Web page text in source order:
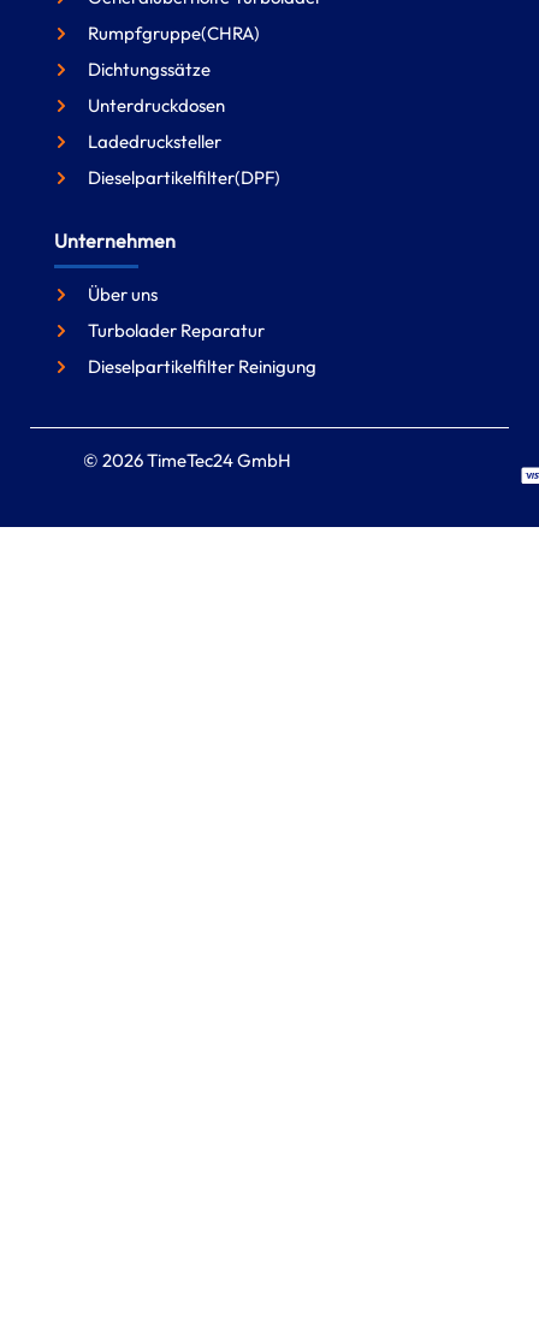
Rumpfgruppe(CHRA)
Dichtungssätze
Unterdruckdosen
Ladedrucksteller
Dieselpartikelfilter(DPF)
Unternehmen
Über uns
Turbolader Reparatur
Dieselpartikelfilter Reinigung
© 2026 TimeTec24 GmbH